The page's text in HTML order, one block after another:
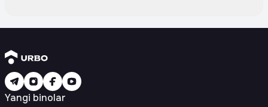
Yangi binolar